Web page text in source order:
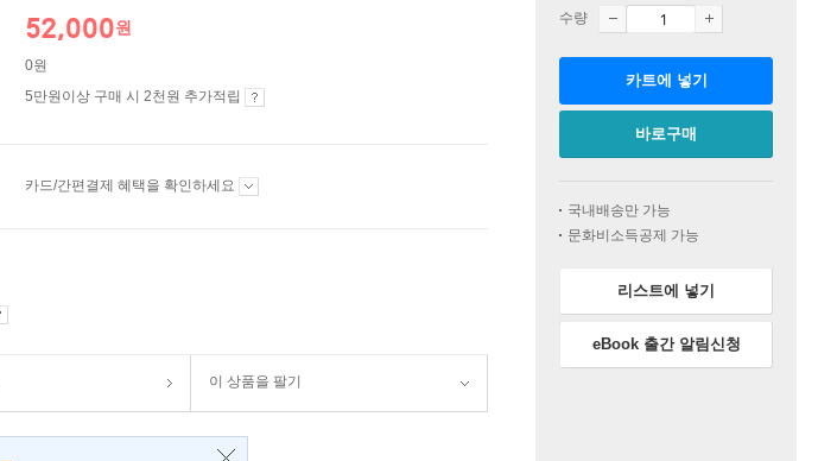
52,000원
0원
5만원이상 구매 시 2천원 추가적립
카드/간편결제 혜택을 확인하세요
이 상품을 팔기
수량
카트에 넣기
바로구매
국내배송만 가능
문화비소득공제 가능
리스트에 넣기
eBook 출간 알림신청